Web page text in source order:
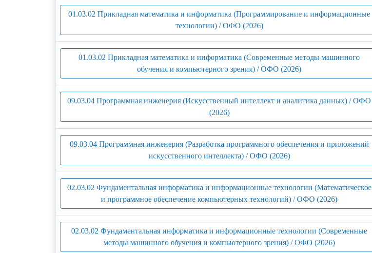
01.03.02 Прикладная математика и информатика (Программирование и информационные
технологии) / ОФО (2026)
01.03.02 Прикладная математика и информатика (Современные методы машинного
обучения и компьютерного зрения) / ОФО (2026)
09.03.04 Программная инженерия (Искусственный интеллект и аналитика данных) / ОФО
(2026)
09.03.04 Программная инженерия (Разработка программного обеспечения и приложений
искусственного интеллекта) / ОФО (2026)
02.03.02 Фундаментальная информатика и информационные технологии (Математическое
и программное обеспечение компьютерных технологий) / ОФО (2026)
02.03.02 Фундаментальная информатика и информационные технологии (Современные
методы машинного обучения и компьютерного зрения) / ОФО (2026)